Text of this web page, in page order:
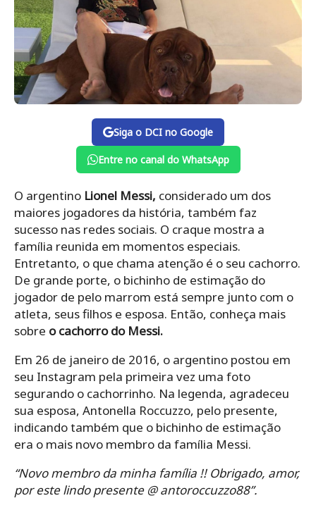
Siga o DCI no Google
Entre no canal do WhatsApp
O argentino Lionel Messi, considerado um dos
maiores jogadores da história, também faz
sucesso nas redes sociais. O craque mostra a
família reunida em momentos especiais.
Entretanto, o que chama atenção é o seu cachorro.
De grande porte, o bichinho de estimação do
jogador de pelo marrom está sempre junto com o
atleta, seus filhos e esposa. Então, conheça mais
sobre o cachorro do Messi.
Em 26 de janeiro de 2016, o argentino postou em
seu Instagram pela primeira vez uma foto
segurando o cachorrinho. Na legenda, agradeceu
sua esposa, Antonella Roccuzzo, pelo presente,
indicando também que o bichinho de estimação
era o mais novo membro da família Messi.
“Novo membro da minha família !! Obrigado, amor,
por este lindo presente @ antoroccuzzo88”.